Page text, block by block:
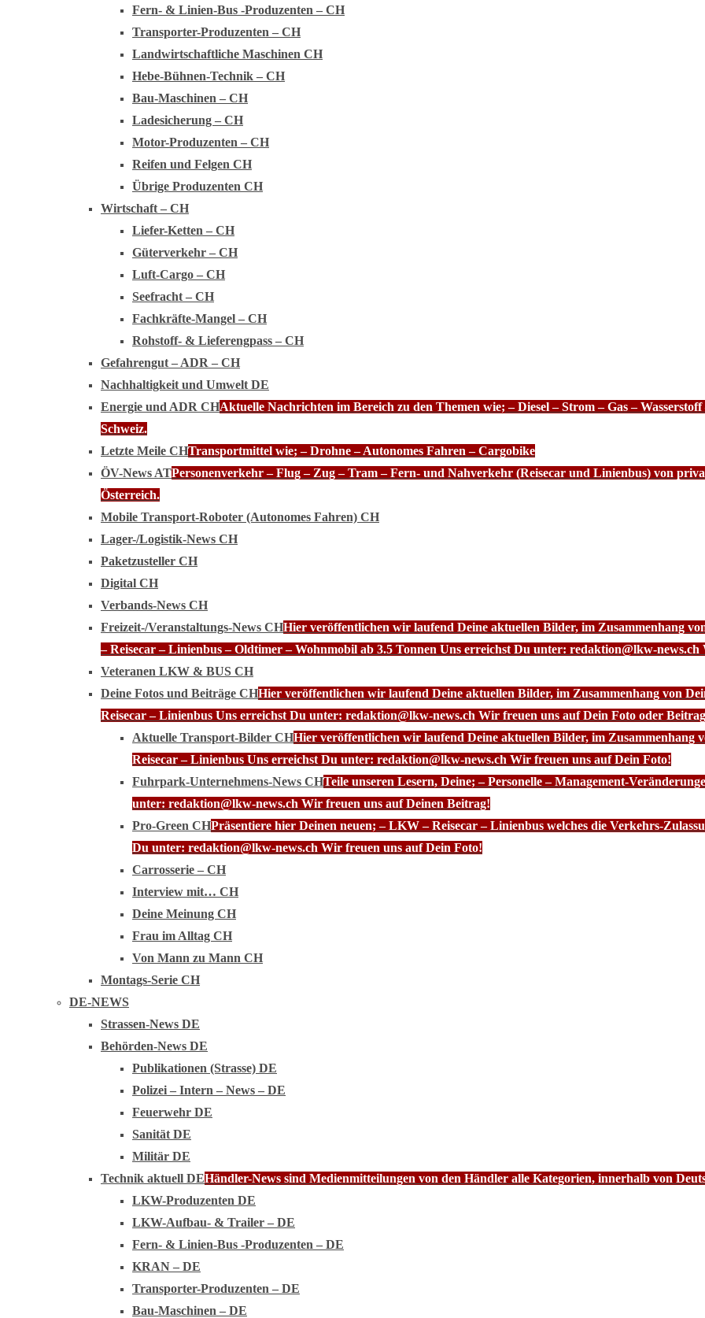
Fern- & Linien-Bus -Produzenten – CH
Transporter-Produzenten – CH
Landwirtschaftliche Maschinen CH
Hebe-Bühnen-Technik – CH
Bau-Maschinen – CH
Ladesicherung – CH
Motor-Produzenten – CH
Reifen und Felgen CH
Übrige Produzenten CH
Wirtschaft – CH
Liefer-Ketten – CH
Güterverkehr – CH
Luft-Cargo – CH
Seefracht – CH
Fachkräfte-Mangel – CH
Rohstoff- & Lieferengpass – CH
Gefahrengut – ADR – CH
Nachhaltigkeit und Umwelt DE
Energie und ADR CHAktuelle Nachrichten im Bereich zu den Themen wie; – Diesel – Strom – Gas –
Schweiz.
Letzte Meile CHTransportmittel wie; – Drohne – Autonomes Fahren – Cargobike
ÖV-News ATPersonenverkehr – Flug – Zug – Tram – Fern- und Nahverkehr (Reisecar und Linienbus) von
Österreich.
Mobile Transport-Roboter (Autonomes Fahren) CH
Lager-/Logistik-News CH
Paketzusteller CH
Digital CH
Verbands-News CH
Freizeit-/Veranstaltungs-News CHHier veröffentlichen wir laufend Deine aktuellen Bilder, im Zusammenhang
– Reisecar – Linienbus – Oldtimer – Wohnmobil ab 3.5 Tonnen Uns erreichst Du unter: redaktion@lkw-
Veteranen LKW & BUS CH
Deine Fotos und Beiträge CHHier veröffentlichen wir laufend Deine aktuellen Bilder, im Zusammenhang von
Reisecar – Linienbus Uns erreichst Du unter: redaktion@lkw-news.ch Wir freuen uns auf Dein Foto oder
Aktuelle Transport-Bilder CHHier veröffentlichen wir laufend Deine aktuellen Bilder, im
Reisecar – Linienbus Uns erreichst Du unter: redaktion@lkw-news.ch Wir freuen uns auf Dein Foto!
Fuhrpark-Unternehmens-News CHTeile unseren Lesern, Deine; – Personelle – Management-
unter: redaktion@lkw-news.ch Wir freuen uns auf Deinen Beitrag!
Pro-Green CHPräsentiere hier Deinen neuen; – LKW – Reisecar – Linienbus welches die Verkehrs-
Du unter: redaktion@lkw-news.ch Wir freuen uns auf Dein Foto!
Carrosserie – CH
Interview mit… CH
Deine Meinung CH
Frau im Alltag CH
Von Mann zu Mann CH
Montags-Serie CH
DE-NEWS
Strassen-News DE
Behörden-News DE
Publikationen (Strasse) DE
Polizei – Intern – News – DE
Feuerwehr DE
Sanität DE
Militär DE
Technik aktuell DEHändler-News sind Medienmitteilungen von den Händler alle Kategorien, innerhalb von
LKW-Produzenten DE
LKW-Aufbau- & Trailer – DE
Fern- & Linien-Bus -Produzenten – DE
KRAN – DE
Transporter-Produzenten – DE
Bau-Maschinen – DE